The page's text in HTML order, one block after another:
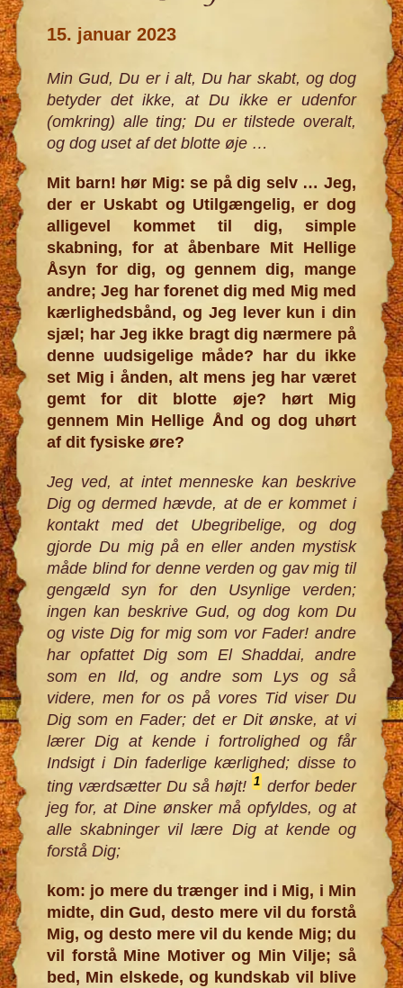
15. januar 2023
Min Gud, Du er i alt, Du har skabt, og dog
betyder det ikke, at Du ikke er udenfor
(omkring) alle ting; Du er tilstede overalt,
og dog uset af det blotte øje …
Mit barn! hør Mig: se på dig selv … Jeg,
der er Uskabt og Utilgængelig, er dog
alligevel kommet til dig, simple
skabning, for at åbenbare Mit Hellige
Åsyn for dig, og gennem dig, mange
andre; Jeg har forenet dig med Mig med
kærlighedsbånd, og Jeg lever kun i din
sjæl; har Jeg ikke bragt dig nærmere på
denne uudsigelige måde? har du ikke
set Mig i ånden, alt mens jeg har været
gemt for dit blotte øje? hørt Mig
gennem Min Hellige Ånd og dog uhørt
af dit fysiske øre?
Jeg ved, at intet menneske kan beskrive
Dig og dermed hævde, at de er kommet i
kontakt med det Ubegribelige, og dog
gjorde Du mig på en eller anden mystisk
måde blind for denne verden og gav mig til
gengæld syn for den Usynlige verden;
ingen kan beskrive Gud, og dog kom Du
og viste Dig for mig som vor Fader! andre
har opfattet Dig som El Shaddai, andre
som en Ild, og andre som Lys og så
videre, men for os på vores Tid viser Du
Dig som en Fader; det er Dit ønske, at vi
lærer Dig at kende i fortrolighed og får
Indsigt i Din faderlige kærlighed; disse to
ting værdsætter Du så højt! 1derfor beder
jeg for, at Dine ønsker må opfyldes, og at
alle skabninger vil lære Dig at kende og
forstå Dig;
kom: jo mere du trænger ind i Mig, i Min
midte, din Gud, desto mere vil du forstå
Mig, og desto mere vil du kende Mig; du
vil forstå Mine Motiver og Min Vilje; så
bed, Min elskede, og kundskab vil blive